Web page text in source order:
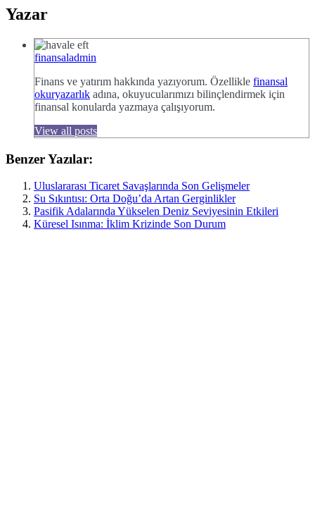
Yazar
finansaladmin
Finans ve yatırım hakkında yazıyorum. Özellikle finansal
okuryazarlık adına, okuyucularımızı bilinçlendirmek için
finansal konularda yazmaya çalışıyorum.
View all posts
Benzer Yazılar:
Uluslararası Ticaret Savaşlarında Son Gelişmeler
Su Sıkıntısı: Orta Doğu’da Artan Gerginlikler
Pasifik Adalarında Yükselen Deniz Seviyesinin Etkileri
Küresel Isınma: İklim Krizinde Son Durum